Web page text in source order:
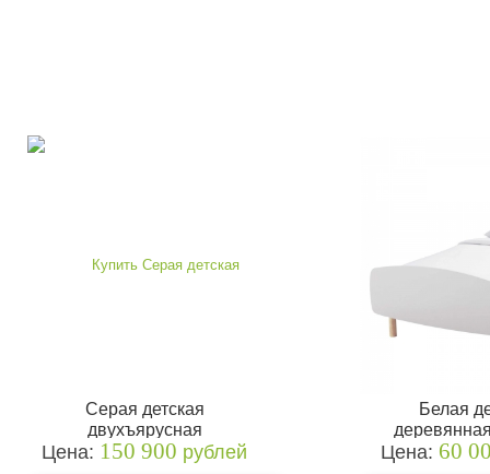
Серая детская
двухъярусная
кровать с ящиком
Цена: 150 900 рублей
Белая
Цена: 60